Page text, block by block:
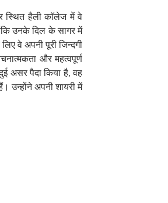
स्थित हैली काॅलेज में वे
उनके दिल के सागर में
वे अपनी पूरी जिन्दगी
और महत्वपूर्ण
असर पैदा किया है, वह
उन्होंने अपनी शायरी में